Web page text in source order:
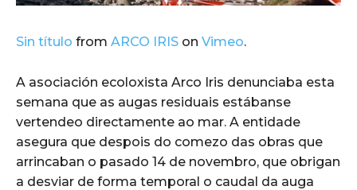
Sin título from ARCO IRIS on Vimeo.
A asociación ecoloxista Arco Iris denunciaba esta
semana que as augas residuais estábanse
vertendeo directamente ao mar. A entidade
asegura que despois do comezo das obras que
arrincaban o pasado 14 de novembro, que obrigan
a desviar de forma temporal o caudal da auga